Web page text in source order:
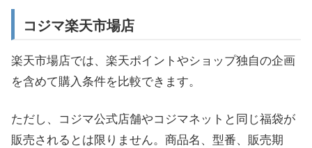
コジマ楽天市場店
楽天市場店では、楽天ポイントやショップ独自の企画
を含めて購入条件を比較できます。
ただし、コジマ公式店舗やコジマネットと同じ福袋が
販売されるとは限りません。商品名、型番、販売期